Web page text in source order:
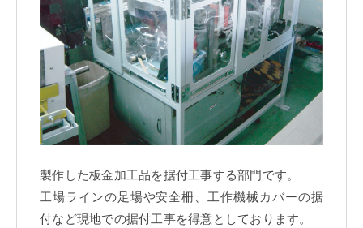
製作した板金加工品を据付工事する部門です。
工場ラインの足場や安全柵、工作機械カバーの据
付など現地での据付工事を得意としております。